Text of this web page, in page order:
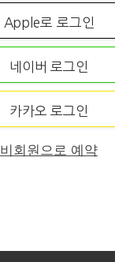
Apple로 로그인
네이버 로그인
카카오 로그인
비회원으로 예약